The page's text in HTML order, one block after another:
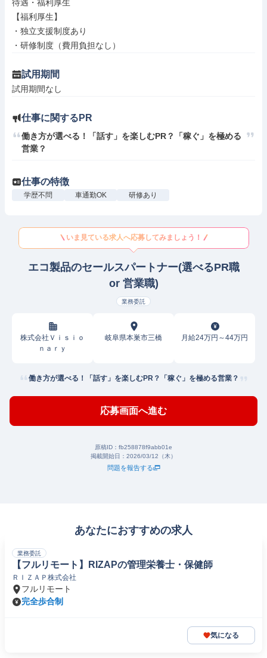
待遇・福利厚生
【福利厚生】
・独立支援制度あり
・研修制度（費用負担なし）
試用期間
試用期間なし
仕事に関するPR
働き方が選べる！「話す」を楽しむPR？「稼ぐ」を極める
営業？
仕事の特徴
学歴不問 車通勤OK 研修あり
いま見ている求人へ応募してみましょう！
エコ製品のセールスパートナー(選べるPR職
or 営業職)
業務委託
株式会社Ｖｉｓｉｏ
ｎａｒｙ
岐阜県本巣市三橋 月給24万円～44万円
働き方が選べる！「話す」を楽しむPR？「稼ぐ」を極める営業？
応募画面へ進む
原稿ID： fb258878f9abb01e
掲載開始日： 2026/03/12（木）
問題を報告する
あなたにおすすめの求人
業務委託
【フルリモート】RIZAPの管理栄養士・保健師
ＲＩＺＡＰ株式会社
フルリモート
完全歩合制
気になる